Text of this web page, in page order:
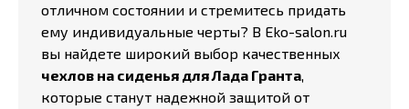
отличном состоянии и стремитесь придать
ему индивидуальные черты? В Eko-salon.ru
вы найдете широкий выбор качественных
чехлов на сиденья для Лада Гранта,
которые станут надежной защитой от